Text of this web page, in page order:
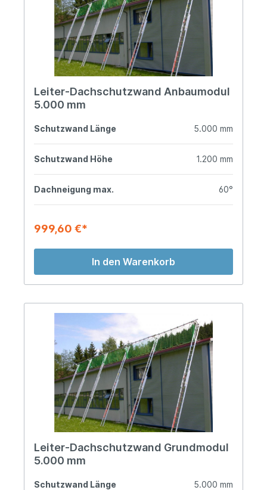
Leiter-Dachschutzwand Anbaumodul
5.000 mm
Schutzwand Länge 5.000 mm
Schutzwand Höhe 1.200 mm
Dachneigung max. 60°
999,60 €*
In den Warenkorb
Leiter-Dachschutzwand Grundmodul
5.000 mm
Schutzwand Länge 5.000 mm